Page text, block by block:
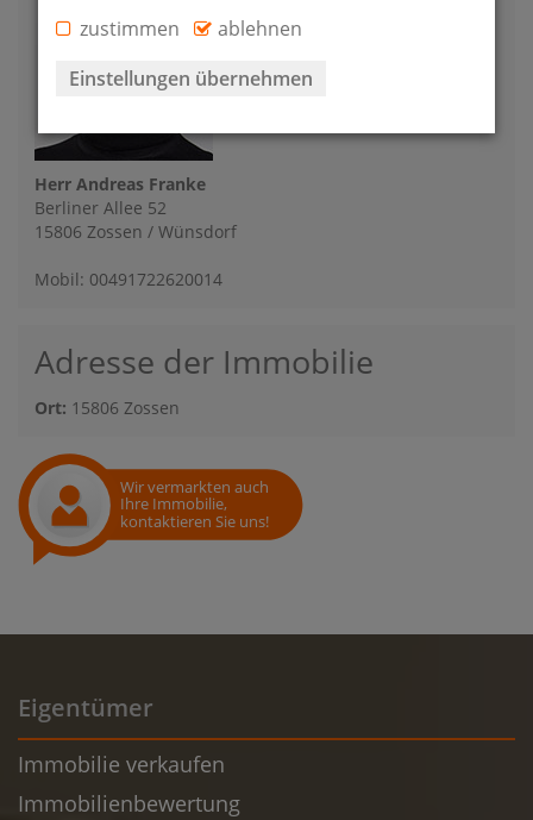
Herr Andreas Franke
Berliner Allee 52
15806 Zossen / Wünsdorf
Mobil: 00491722620014
Adresse der Immobilie
Ort: 15806 Zossen
Wir vermarkten auch
Ihre Immobilie,
kontaktieren Sie uns!
Eigentümer
Immobilie verkaufen
Immobilienbewertung
zustimmen
ablehnen
Einstellungen übernehmen